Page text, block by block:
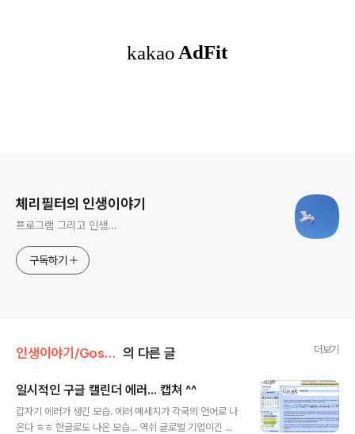
체리필터의 인생이야기
프로그램 그리고 인생...
구독하기
인생이야기/Gossip 의 다른 글 더보기
일시적인 구글 캘린더 에러... 캡쳐 ^^
갑자기 에러가 생긴 모습. 에러 메세지가 각국의 언어로 나
온다 ㅎㅎ 한글로도 나온 모습... 역쉬 글로벌 기업이긴 한